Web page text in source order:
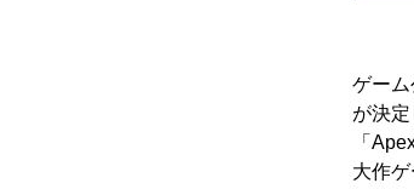
ゲー
が決定
「
大作